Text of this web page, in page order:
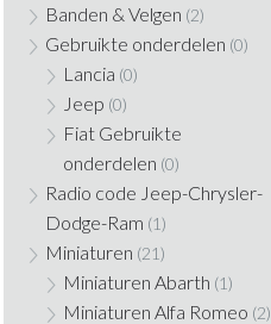
Banden & Velgen (2)
Gebruikte onderdelen (0)
Lancia (0)
Jeep (0)
Fiat Gebruikte
onderdelen (0)
Radio code Jeep-Chrysler-
Dodge-Ram (1)
Miniaturen (21)
Miniaturen Abarth (1)
Miniaturen Alfa Romeo (2)